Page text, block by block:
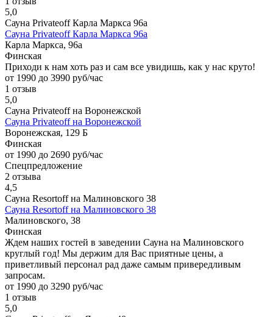
5,0
Сауна Privateoff Карла Маркса 96а
Сауна Privateoff Карла Маркса 96а
Карла Маркса, 96а
Финская
Приходи к нам хоть раз и сам все увидишь, как у нас круто!
от 1990 до 3990 руб/час
1 отзыв
5,0
Сауна Privateoff на Воронежской
Сауна Privateoff на Воронежской
Воронежская, 129 Б
Финская
от 1990 до 2690 руб/час
Спецпредложение
2 отзыва
4,5
Сауна Resortoff на Малиновского 38
Сауна Resortoff на Малиновского 38
Малиновского, 38
Финская
Ждем наших гостей в заведении Сауна на Малиновского
круглый год! Мы держим для Вас приятные цены, а
приветливый персонал рад даже самым привередливым
запросам.
от 1990 до 3290 руб/час
1 отзыв
5,0